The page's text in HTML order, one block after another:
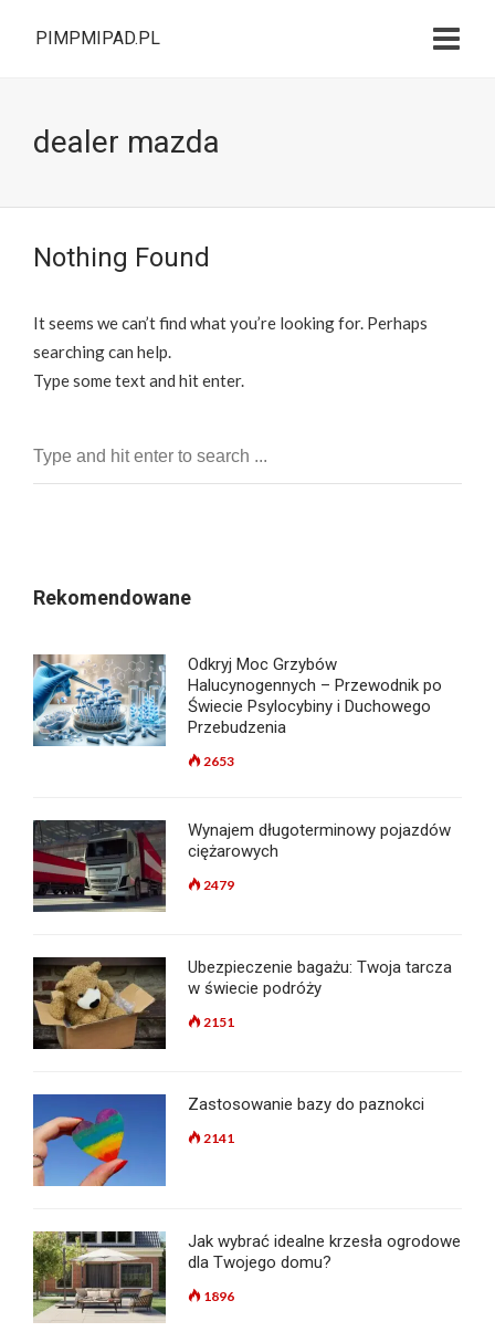
PIMPMIPAD.PL
dealer mazda
Nothing Found
It seems we can’t find what you’re looking for. Perhaps
searching can help.
Type some text and hit enter.
Rekomendowane
Odkryj Moc Grzybów
Halucynogennych – Przewodnik po
Świecie Psylocybiny i Duchowego
Przebudzenia
2653
Wynajem długoterminowy pojazdów
ciężarowych
2479
Ubezpieczenie bagażu: Twoja tarcza
w świecie podróży
2151
Zastosowanie bazy do paznokci
2141
Jak wybrać idealne krzesła ogrodowe
dla Twojego domu?
1896